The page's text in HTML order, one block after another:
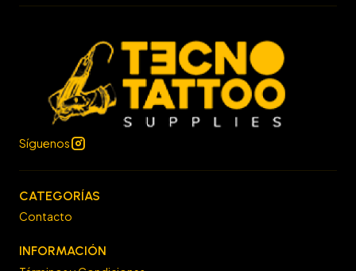
Síguenos
CATEGORÍAS
Contacto
INFORMACIÓN